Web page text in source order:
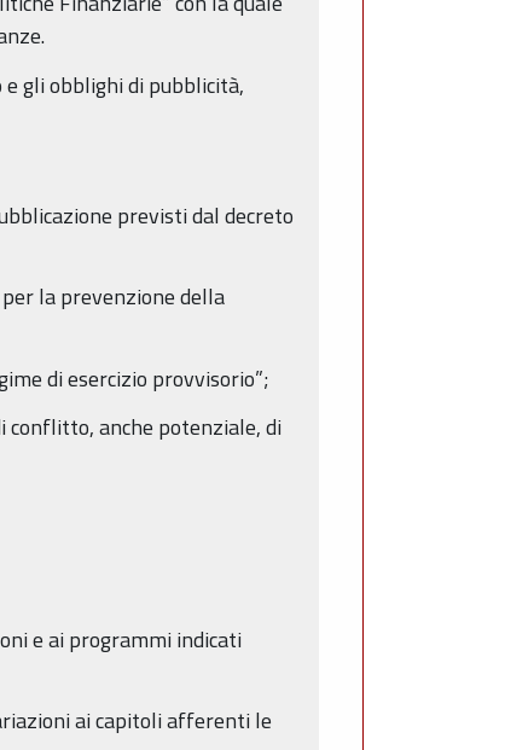
gli obblighi di pubblicità,
previsti dal decreto
la prevenzione della
di esercizio provvisorio”;
anche potenziale, di
e ai programmi indicati
ai capitoli afferenti le